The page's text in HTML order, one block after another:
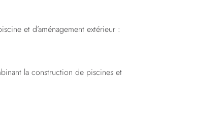
et d’aménagement extérieur :
la construction de piscines et